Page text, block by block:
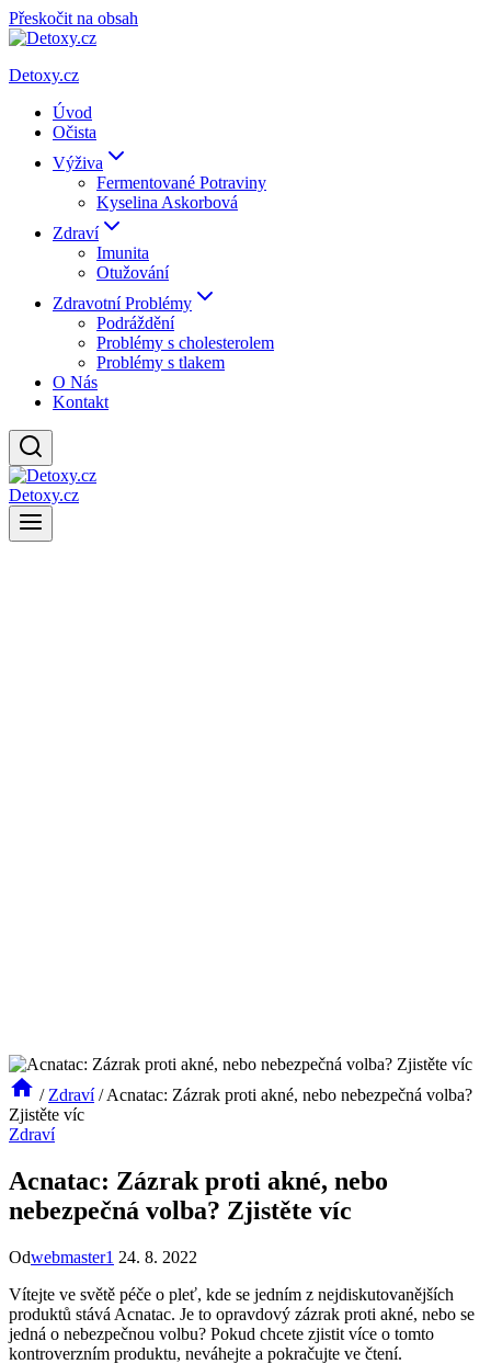
Přeskočit na obsah
Detoxy.cz
Úvod
Očista
Výživa
Fermentované Potraviny
Kyselina Askorbová
Zdraví
Imunita
Otužování
Zdravotní Problémy
Podráždění
Problémy s cholesterolem
Problémy s tlakem
O Nás
Kontakt
Detoxy.cz
/ Zdraví / Acnatac: Zázrak proti akné, nebo nebezpečná volba?
Zjistěte víc
Zdraví
Acnatac: Zázrak proti akné, nebo
nebezpečná volba? Zjistěte víc
Odwebmaster1 24. 8. 2022
Vítejte ve světě péče o pleť, kde se jedním z nejdiskutovanějších
produktů stává Acnatac. Je to opravdový zázrak proti akné, nebo se
jedná o nebezpečnou volbu? Pokud chcete zjistit více o tomto
kontroverzním produktu, neváhejte a pokračujte ve čtení.